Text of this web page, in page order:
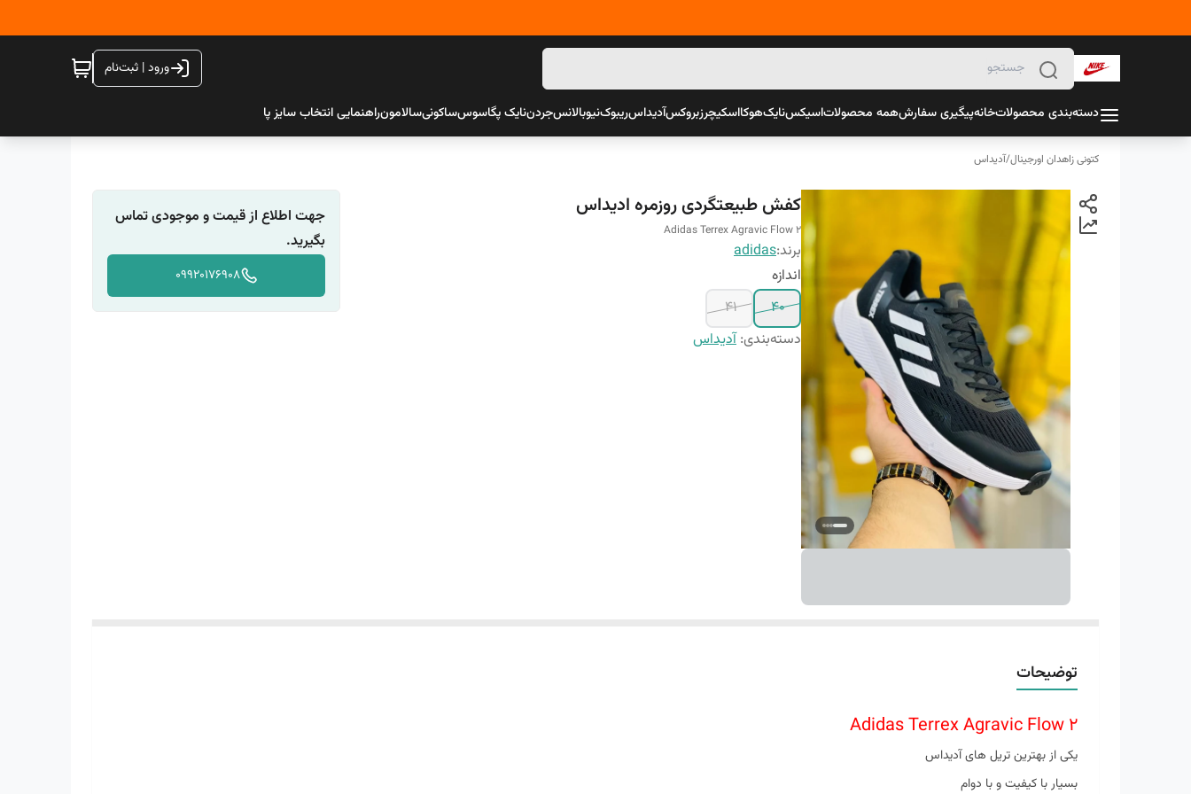
ورود | ثبت‌نام
دسته‌بندی محصولاتخانهپیگیری سفارشهمه محصولاتاسیکسنایکهوکااسکیچرزبروکسآدیداسریبوکنیوبالانسجردننایک پگاسوسساکونیسالامونراهنمایی انتخاب سایز پا
کتونی زاهدان اورجینال/آدیداس
کفش طبیعتگردی روزمره ادیداس
Adidas Terrex Agravic Flow 2
برند:adidas
اندازه
40
41
دسته‌بندی:آدیداس
جهت اطلاع از قیمت و موجودی تماس
بگیرید.
09920176908
توضیحات
Adidas Terrex Agravic Flow 2
یکی از بهترین تریل های آدیداس
بسیار با کیفیت و با دوام